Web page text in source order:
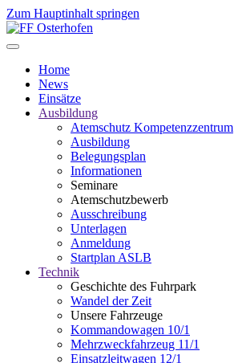
Zum Hauptinhalt springen
Home
News
Einsätze
Ausbildung
Atemschutz Kompetenzzentrum
Ausbildung
Belegungsplan
Informationen
Seminare
Atemschutzbewerb
Ausschreibung
Unterlagen
Anmeldung
Startplan ASLB
Technik
Geschichte des Fuhrpark
Wandel der Zeit
Unsere Fahrzeuge
Kommandowagen 10/1
Mehrzweckfahrzeug 11/1
Einsatzleitwagen 12/1